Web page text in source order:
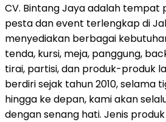
CV. Bintang Jaya adalah tempat
pesta dan event terlengkap di
menyediakan berbagai
tenda, kursi, meja, panggung,
tirai, partisi, dan produk-produk
berdiri sejak tahun 2010, selama
hingga ke depan, kami akan
dengan senang hati. Jenis